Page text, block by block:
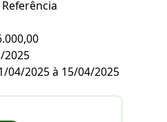
2025
04/2025 à 15/04/2025